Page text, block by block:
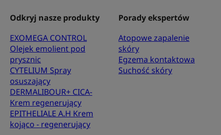
Odkryj nasze produkty
EXOMEGA CONTROL
Olejek emolient pod
prysznic
CYTELIUM Spray
osuszający
DERMALIBOUR+ CICA-
Krem regenerujący
EPITHELIALE A.H Krem
kojąco - regenerujący
Porady ekspertów
Atopowe zapalenie
skóry
Egzema kontaktowa
Suchość skóry